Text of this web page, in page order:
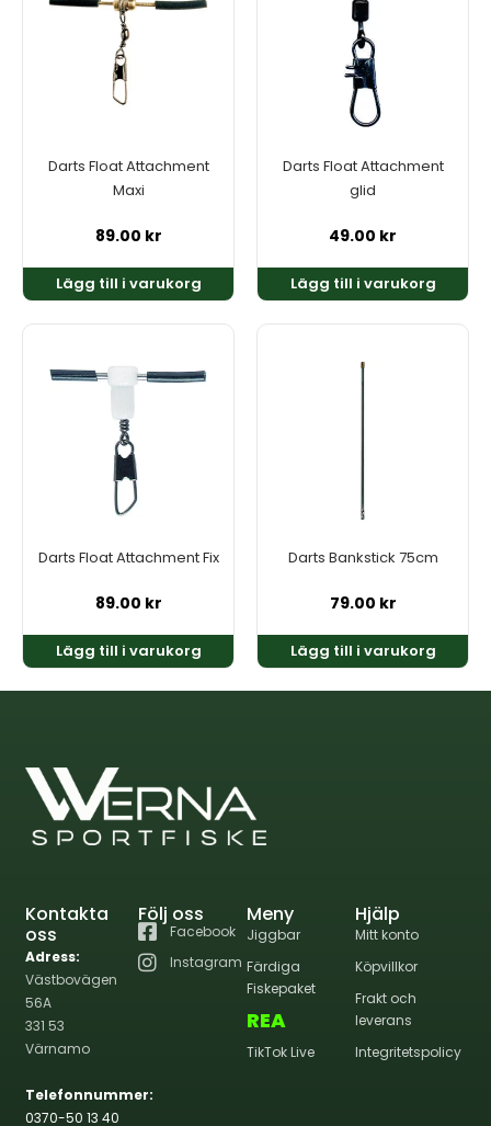
Darts Float Attachment
Maxi
89.00 kr
Lägg till i varukorg
Darts Float Attachment
glid
49.00 kr
Lägg till i varukorg
Darts Float Attachment Fix
89.00 kr
Lägg till i varukorg
Darts Bankstick 75cm
79.00 kr
Lägg till i varukorg
Kontakta
oss
Adress:
Västbovägen
56A
331 53
Värnamo
Telefonnummer:
0370-50 13 40
Följ oss
Facebook
Instagram
Meny
Jiggbar
Färdiga
Fiskepaket
REA
TikTok Live
Hjälp
Mitt konto
Köpvillkor
Frakt och
leverans
Integritetspolicy